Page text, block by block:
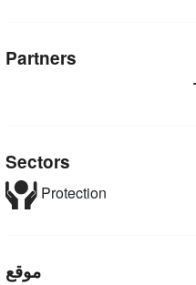
Partners
Sectors
Protection
موقع